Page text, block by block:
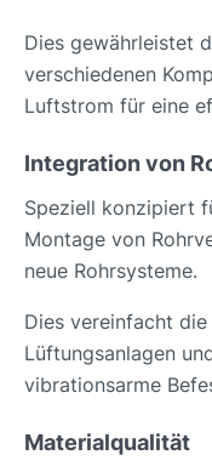
Dies gewährleistet
verschiedenen
Luftstrom für eine
Integration von
Speziell konzipiert
Montage von
neue Rohrsysteme.
Dies vereinfacht
Lüftungsanlagen
vibrationsarme
Materialqualität